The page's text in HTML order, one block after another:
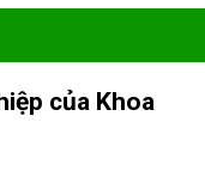
của Khoa